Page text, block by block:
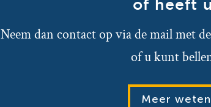
of heeft
Neem dan contact op via de mail met
of u kunt
Meer